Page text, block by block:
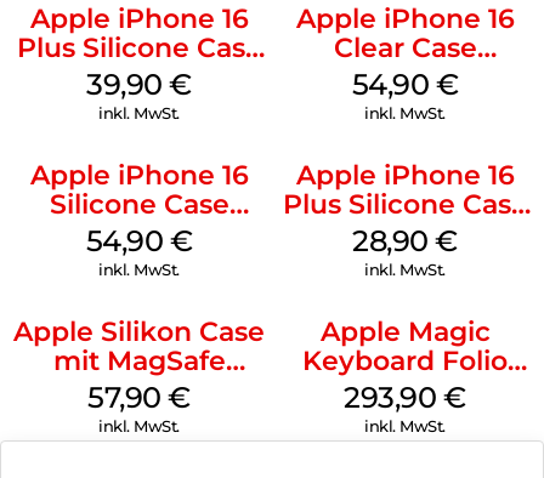
Apple iPhone 16
Plus Silicone Case
MagSafe Plum
39,90€
inkl. MwSt.
Apple iPhone 16
Clear Case
MagSafe
Transparent
54,90 €
inkl. MwSt.
Apple iPhone 16
Silicone Case
MagSafe Lake
Green
54,90 €
inkl. MwSt.
Apple iPhone 16
Plus Silicone Case
MagSafe Black
28,90€
inkl. MwSt.
Apple Silikon Case
mit MagSafe
iPhone 14 Pro
(PRODUCT)RED
57,90€
inkl. MwSt.
Apple Magic
Keyboard Folio
iPad 10.9″ (10.Gen.)
Weiß
293,90€
inkl. MwSt.